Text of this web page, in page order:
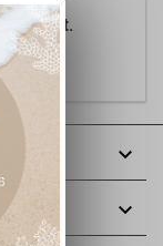

